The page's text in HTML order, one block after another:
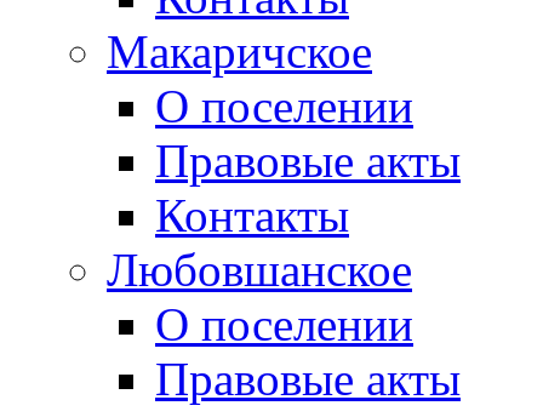
Макаричское
О поселении
Правовые акты
Контакты
Любовшанское
О поселении
Правовые акты